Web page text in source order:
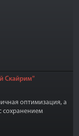
Скайрим"
оптимизация, а
сохранением